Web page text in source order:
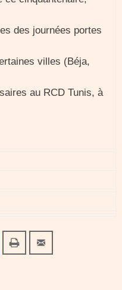
des journées portes
villes (Béja,
au RCD Tunis, à